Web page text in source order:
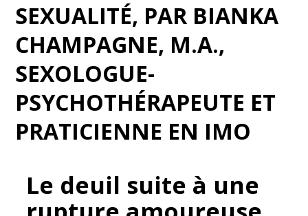
SEXUALITÉ, PAR BIANKA
CHAMPAGNE, M.A.,
SEXOLOGUE-
PSYCHOTHÉRAPEUTE ET
PRATICIENNE EN IMO
Le deuil suite à une